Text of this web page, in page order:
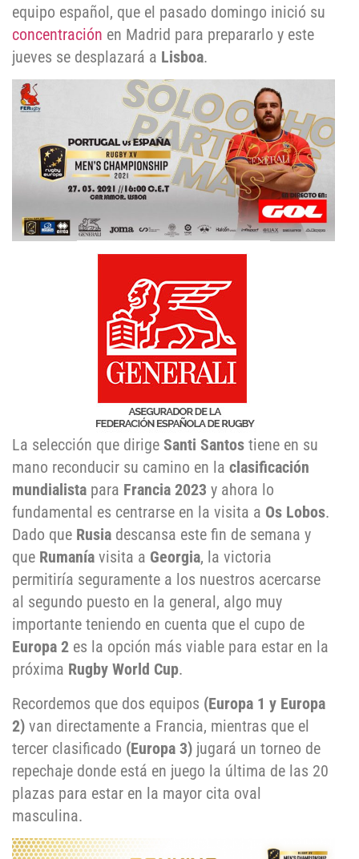
equipo español, que el pasado domingo inició su
concentración en Madrid para prepararlo y este
jueves se desplazará a Lisboa.
La selección que dirige Santi Santos tiene en su
mano reconducir su camino en la clasificación
mundialista para Francia 2023 y ahora lo
fundamental es centrarse en la visita a Os Lobos.
Dado que Rusia descansa este fin de semana y
que Rumanía visita a Georgia, la victoria
permitiría seguramente a los nuestros acercarse
al segundo puesto en la general, algo muy
importante teniendo en cuenta que el cupo de
Europa 2 es la opción más viable para estar en la
próxima Rugby World Cup.
Recordemos que dos equipos (Europa 1 y Europa
2) van directamente a Francia, mientras que el
tercer clasificado (Europa 3) jugará un torneo de
repechaje donde está en juego la última de las 20
plazas para estar en la mayor cita oval
masculina.